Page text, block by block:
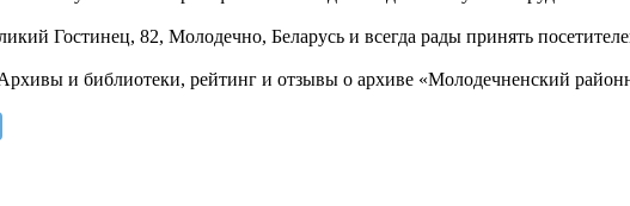
Гостинец, 82, Молодечно, Беларусь и всегда рады принять
и библиотеки, рейтинг и отзывы о архиве «Молодечненский